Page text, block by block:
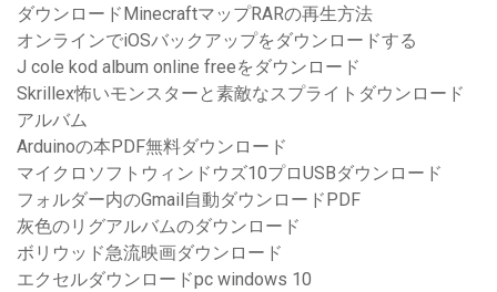
ダウンロードMinecraftマップRARの再生方法
オンラインでiOSバックアップをダウンロードする
J cole kod album online freeをダウンロード
Skrillex怖いモンスターと素敵なスプライトダウンロード
アルバム
Arduinoの本PDF無料ダウンロード
マイクロソフトウィンドウズ10プロUSBダウンロード
フォルダー内のGmail自動ダウンロードPDF
灰色のリグアルバムのダウンロード
ボリウッド急流映画ダウンロード
エクセルダウンロードpc windows 10